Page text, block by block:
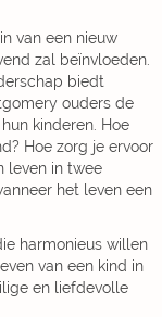
van een nieuw
zal beïnvloeden.
biedt
ouders de
kinderen. Hoe
Hoe zorg je ervoor
leven in twee
het leven een
harmonieus willen
van een kind in
en liefdevolle